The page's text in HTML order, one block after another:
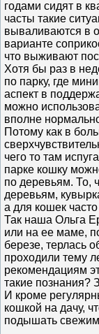
годами сидят в
часты такие
вываливаются в
варианте
что выживают
Хотя бы раз в
по парку, где
аспект в
можно
вполне
Потому как в
чего то там
парке кошку
по деревьям. То,
деревьям,
а для кошек
Так наша Ольга
или на ее маме,
березе, терлась
проходили тему
рекомендациям
такие познания?
И кроме
кошкой на дачу,
подышать свежим